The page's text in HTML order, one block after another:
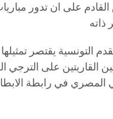
التونسية يقتصر
القاريتين على الترجي